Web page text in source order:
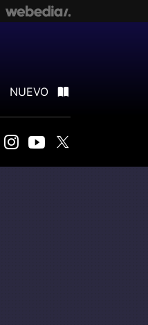
NUEVO
FlipboardInstagram
Youtube